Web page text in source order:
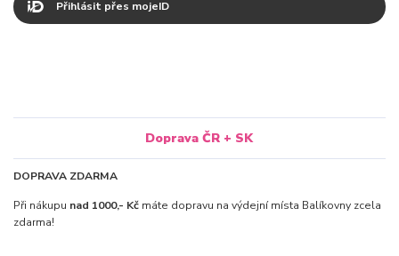
Doprava ČR + SK
DOPRAVA ZDARMA
Při nákupu nad 1000,- Kč máte dopravu na výdejní místa Balíkovny zcela
zdarma!
Přihlásit přes mojeID